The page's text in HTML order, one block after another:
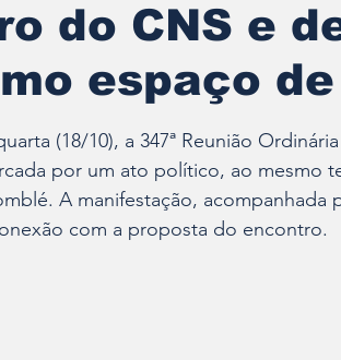
- Pai Gamby Ekedy Nadja
do CNS e
espaço
5 estrelas.
(18/10), a 347ª Reunião
por um ato político, ao mesmo
A manifestação, acompanhada
com a proposta do encontro.